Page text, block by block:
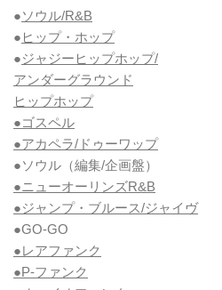
●ソウル/R&B
● ヒップ・ホップ
●ジャジーヒップホップ/
アンダーグラウンド
ヒップホップ
●ゴスペル
●アカペラ/ドゥーワップ
●ソウル （編集/企画盤）
●ニューオーリンズR&B
●ジャンプ・ブルース/ジャイヴ
●GO-GO
●レアファンク
●P-ファンク